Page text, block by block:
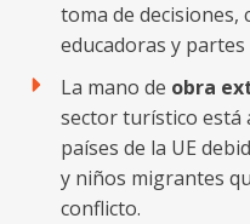
toma de decisiones,
educadoras y
La mano de obra
sector turístico está
países de la UE
y niños migrantes
conflicto.